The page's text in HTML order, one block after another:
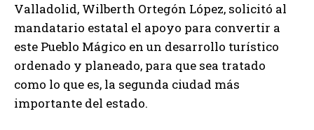
Valladolid, Wilberth Ortegón López, solicitó al
mandatario estatal el apoyo para convertir a
este Pueblo Mágico en un desarrollo turístico
ordenado y planeado, para que sea tratado
como lo que es, la segunda ciudad más
importante del estado.